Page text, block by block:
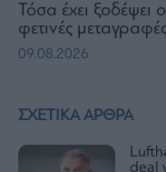
ΣΧΕΤΙΚΑ ΑΡΘΡΑ
deal
Τόσα έχει ξοδέψει
φετινές
09.08.2026